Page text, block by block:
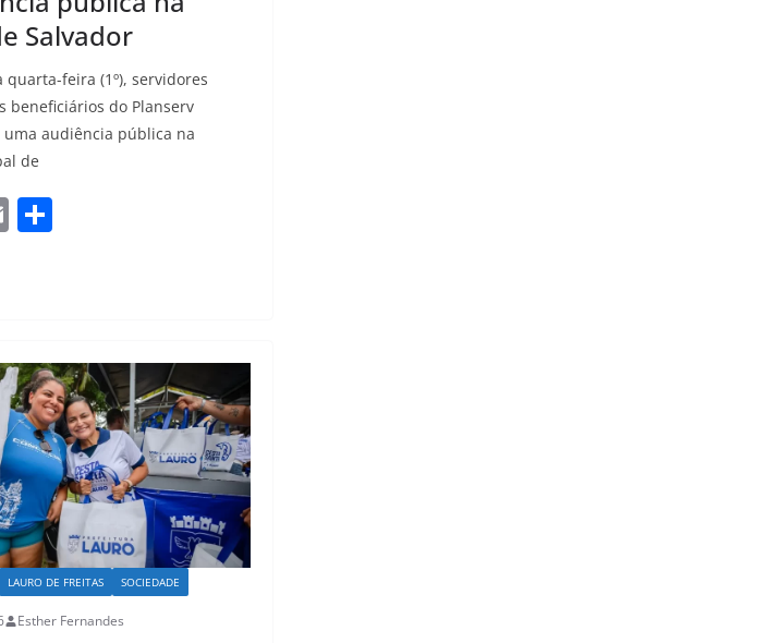
Salvador
quarta-feira (1º), servidores
beneficiários do Planserv
audiência pública na
de
E
m
S
LAURO DE FREITAS SOCIEDADE
Esther Fernandes